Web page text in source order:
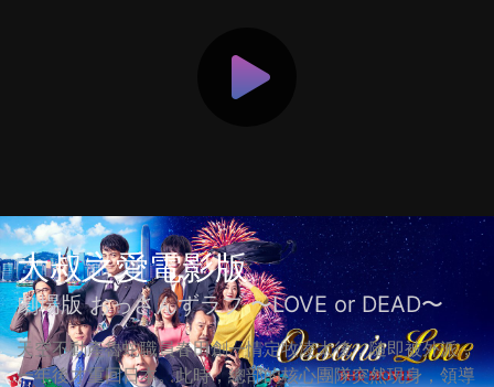
大叔之愛電影版
劇場版 おっさんずラブ 〜LOVE or DEAD〜
天空不動產魯蛇職員春田創一情定牧凌太後，隨即被外派，
一年後才重回日本。此時，總部的核心團隊突然現身，領導